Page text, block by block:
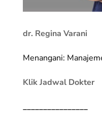
dr. Regina Varani
Menangani:
Klik Jadwal Dokter
________________